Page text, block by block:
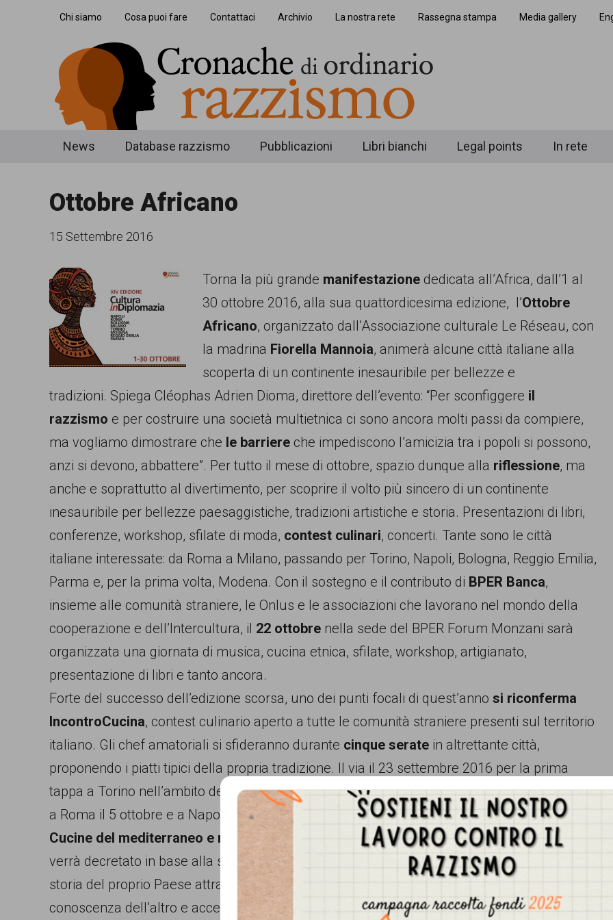
Questo sito fa uso di cookie, anche di terze parti, ma non utilizza alcun cookie di
secondary
Chi siamo Cosa puoi fare Contattaci Archivio La nostra rete Rassegna stampa Media gallery
Cronache
ordinario
razzismo
Cronachediordinariorazzismo.org
sito
di
approfondimento
e
comunicazione
specificamente
al
fenomeno
del
razzismo
curato
da
Lunaria
in
collaborazione
con
persone,
associazioni
e
movimenti
che
si
battono
per
le
pari
opportunità
e
la
News Database razzismo Pubblicazioni Libri bianchi Legal points In rete
Ottobre Africano
15 Settembre 2016
Torna la più grande manifestazione dedicata all’Africa, dall’1 al
30 ottobre 2016, alla sua quattordicesima edizione, l’Ottobre
Africano, organizzato dall’Associazione culturale Le Réseau, con
la madrina Fiorella Mannoia, animerà alcune città italiane alla
scoperta di un continente inesauribile per bellezze e
tradizioni. Spiega Cléophas Adrien Dioma, direttore dell’evento: “Per sconfiggere il
razzismo e per costruire una società multietnica ci sono ancora molti passi da compiere,
ma vogliamo dimostrare che le barriere che impediscono l’amicizia tra i popoli si possono,
anzi si devono, abbattere”. Per tutto il mese di ottobre, spazio dunque alla riflessione, ma
anche e soprattutto al divertimento, per scoprire il volto più sincero di un continente
inesauribile per bellezze paesaggistiche, tradizioni artistiche e storia. Presentazioni di libri,
conferenze, workshop, sfilate di moda, contest culinari, concerti. Tante sono le città
italiane interessate: da Roma a Milano, passando per Torino, Napoli, Bologna, Reggio Emilia,
Parma e, per la prima volta, Modena. Con il sostegno e il contributo di BPER Banca,
insieme alle comunità straniere, le Onlus e le associazioni che lavorano nel mondo della
cooperazione e dell’Intercultura, il 22 ottobre nella sede del BPER Forum Monzani sarà
organizzata una giornata di musica, cucina etnica, sfilate, workshop, artigianato,
presentazione di libri e tanto ancora.
Forte del successo dell’edizione scorsa, uno dei punti focali di quest’anno si riconferma
IncontroCucina, contest culinario aperto a tutte le comunità straniere presenti sul territorio
italiano. Gli chef amatoriali si sfideranno durante cinque serate in altrettante città,
proponendo i piatti tipici della propria tradizione. Il via il 23 settembre 2016 per la prima
tappa a Torino nell’ambito della manifestazione Terra Madre, poi Bologna il 26, Milano il 29,
a Roma il 5 ottobre e a Napoli il 14 ottobre nell’ambito della manifestazione “Intrecci: le
Cucine del mediterraneo e non solo
”. Il vincitore sarà premiato a Roma a fine ottobre e
verrà decretato in base alla sua abilità ai fornelli, ma anche alla capacità di raccontare la
storia del proprio Paese attraverso l’ arte gastronomica
conoscenza dell’altro e accendere la curiosità, anche quest’anno la chiusura di Ottobre